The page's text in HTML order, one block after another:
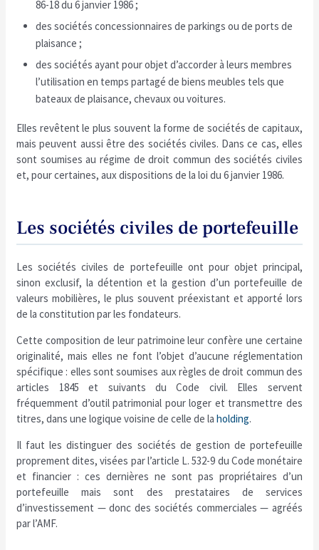
86-18 du 6 janvier 1986 ;
des sociétés concessionnaires de parkings ou de ports de
plaisance ;
des sociétés ayant pour objet d’accorder à leurs membres
l’utilisation en temps partagé de biens meubles tels que
bateaux de plaisance, chevaux ou voitures.
Elles revêtent le plus souvent la forme de sociétés de capitaux,
mais peuvent aussi être des sociétés civiles. Dans ce cas, elles
sont soumises au régime de droit commun des sociétés civiles
et, pour certaines, aux dispositions de la loi du 6 janvier 1986.
Les sociétés civiles de portefeuille
Les sociétés civiles de portefeuille ont pour objet principal,
sinon exclusif, la détention et la gestion d’un portefeuille de
valeurs mobilières, le plus souvent préexistant et apporté lors
de la constitution par les fondateurs.
Cette composition de leur patrimoine leur confère une certaine
originalité, mais elles ne font l’objet d’aucune réglementation
spécifique : elles sont soumises aux règles de droit commun des
articles 1845 et suivants du Code civil. Elles servent
fréquemment d’outil patrimonial pour loger et transmettre des
titres, dans une logique voisine de celle de laholding.
Il faut les distinguer des sociétés de gestion de portefeuille
proprement dites, visées par l’article L. 532-9 du Code monétaire
et financier : ces dernières ne sont pas propriétaires d’un
portefeuille mais sont des prestataires de services
d’investissement — donc des sociétés commerciales — agréés
par l’AMF.